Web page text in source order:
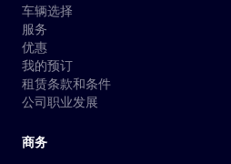
车辆选择
服务
优惠
我的预订
租赁条款和条件
公司职业发展
商务